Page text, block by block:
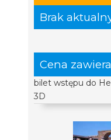
Brak
Cena zawiera
bilet wstępu do
3D